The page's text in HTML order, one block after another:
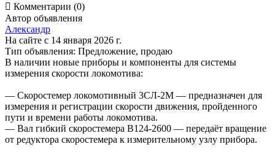
 Комментарии (0)
Автор объявления
Александр
На сайте с 14 января 2026 г.
Тип объявления: Предложение, продаю
В наличии новые приборы и компоненты для системы
измерения скорости локомотива:
— Скоростемер локомотивный 3СЛ-2М — предназначен для
измерения и регистрации скорости движения, пройденного
пути и времени работы локомотива.
— Вал гибкий скоростемера В124-2600 — передаёт вращение
от редуктора скоростемера к измерительному узлу прибора.